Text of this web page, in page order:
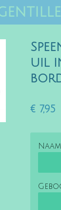
uil
€ 7,95
Naam